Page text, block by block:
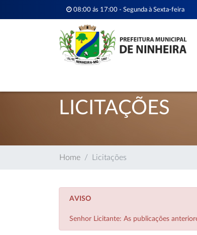
08:00 ás 17:00 - Segunda à Sexta-feira
LICITAÇÕES
Home Licitações
AVISO
Senhor Licitante: As publicações